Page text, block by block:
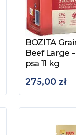
Zobacz
BOZITA
Beef Large
psa 11 kg
275,00 zł